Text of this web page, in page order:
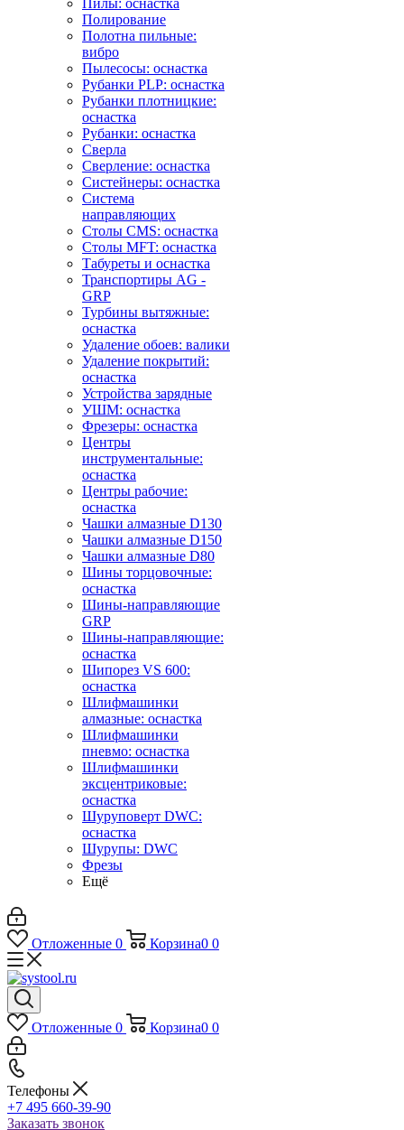
Пилы: оснастка
Полирование
Полотна пильные:
вибро
Пылесосы: оснастка
Рубанки PLP: оснастка
Рубанки плотницкие:
оснастка
Рубанки: оснастка
Сверла
Сверление: оснастка
Систейнеры: оснастка
Система
направляющих
Столы CMS: оснастка
Столы MFT: оснастка
Табуреты и оснастка
Транспортиры AG -
GRP
Турбины вытяжные:
оснастка
Удаление обоев: валики
Удаление покрытий:
оснастка
Устройства зарядные
УШМ: оснастка
Фрезеры: оснастка
Центры
инструментальные:
оснастка
Центры рабочие:
оснастка
Чашки алмазные D130
Чашки алмазные D150
Чашки алмазные D80
Шины торцовочные:
оснастка
Шины-направляющие
GRP
Шины-направляющие:
оснастка
Шипорез VS 600:
оснастка
Шлифмашинки
алмазные: оснастка
Шлифмашинки
пневмо: оснастка
Шлифмашинки
эксцентриковые:
оснастка
Шуруповерт DWC:
оснастка
Шурупы: DWC
Фрезы
Ещё
Отложенные 0 Корзина0 0
Отложенные 0 Корзина0 0
Телефоны
+7 495 660-39-90
Заказать звонок